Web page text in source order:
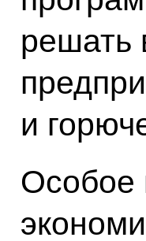
решать
и
Особое